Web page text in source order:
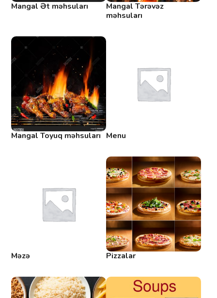
Mangal Ət məhsuları
Mangal Tərəvəz
məhsuları
Mangal Toyuq məhsuları Menu
Məzə Pizzalar